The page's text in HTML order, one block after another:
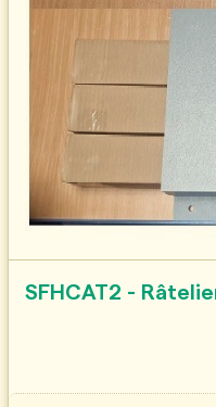
SFHCAT2 -